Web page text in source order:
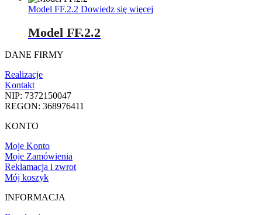
Model FF.2.2 Dowiedz się więcej
Model FF.2.2
DANE FIRMY
Realizacje
Kontakt
NIP: 7372150047
REGON: 368976411
KONTO
Moje Konto
Moje Zamówienia
Reklamacja i zwrot
Mój koszyk
INFORMACJA